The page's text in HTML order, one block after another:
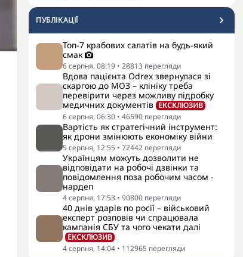
ПУБЛІКАЦІЇ
Топ-7 крабових салатів на будь-який
смак
6 серпня, 08:19 • 28813 перегляди
Вдова пацієнта Odrex звернулася зі
скаргою до МОЗ – клініку треба
перевірити через можливу підробку
медичних документів ЕКСКЛЮЗИВ
6 серпня, 06:30 • 46590 перегляди
Вартість як стратегічний інструмент:
як дрони змінюють економіку війни
5 серпня, 12:55 • 72442 перегляди
Українцям можуть дозволити не
відповідати на робочі дзвінки та
повідомлення поза робочим часом -
нардеп
4 серпня, 17:53 • 90800 перегляди
40 днів ударів по росії – військовий
експерт розповів чи спрацювала
кампанія СБУ та чого чекати далі
ЕКСКЛЮЗИВ
4 серпня, 14:04 • 112965 перегляди